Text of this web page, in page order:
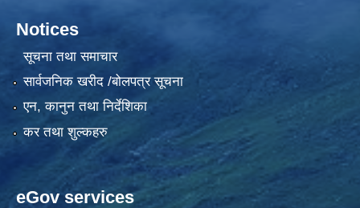
Notices
सूचना तथा समाचार
सार्वजनिक खरीद /बोलपत्र सूचना
एन, कानुन तथा निर्देशिका
कर तथा शुल्कहरु
eGov services